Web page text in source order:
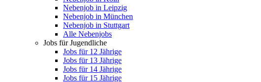
Nebenjob in Leipzig
Nebenjob in München
Nebenjob in Stuttgart
Alle Nebenjobs
Jobs für Jugendliche
Jobs für 12 Jährige
Jobs für 13 Jährige
Jobs für 14 Jährige
Jobs für 15 Jährige